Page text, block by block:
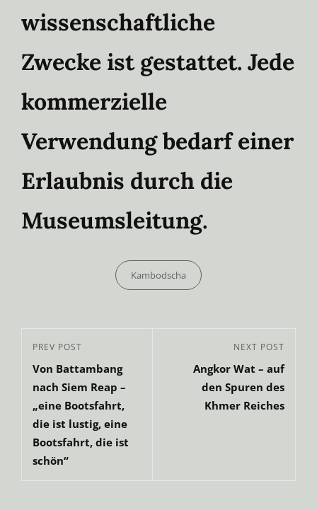
wissenschaftliche
Zwecke ist gestattet. Jede
kommerzielle
Verwendung bedarf einer
Erlaubnis durch die
Museumsleitung.
Categories
Kambodscha
Beitragsnavigation
Previous
Post
PREV POST
Von Battambang
nach Siem Reap –
„eine Bootsfahrt,
die ist lustig, eine
Bootsfahrt, die ist
schön“
Post
NEXT POST
Angkor Wat – auf
den Spuren des
Khmer Reiches